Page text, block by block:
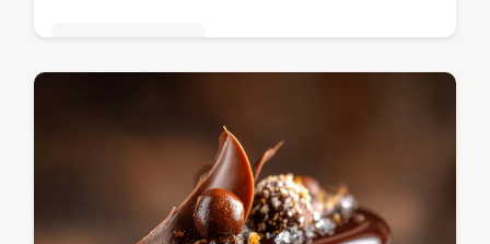
bébé Cette mousse à la caroube sans
caféine est la réponse idéale dès 9 mois
Une texture onctueuse et gourmande riche
en…